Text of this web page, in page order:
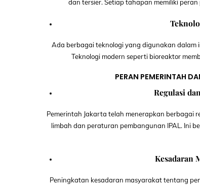
dan tersier. Setiap tahapan memiliki
Ada berbagai teknologi yang digunakan dalam
Teknologi modern seperti bioreaktor
PERAN PEMERINTAH
Regulasi
Pemerintah Jakarta telah menerapkan berbagai
limbah dan peraturan pembangunan IPAL. Ini
Kesadaran
Peningkatan kesadaran masyarakat tentang